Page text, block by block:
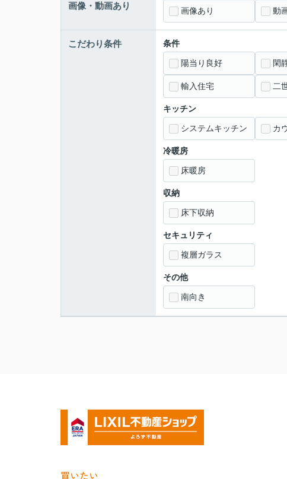
画像・動画あり 画像あり 動
こだわり条件 条件
陽当り良好 閑
輸入住宅 二
キッチン
システムキッチン カ
冷暖房
床暖房
収納
床下収納
セキュリティ
複層ガラス
その他
南向き
買いたい